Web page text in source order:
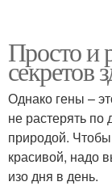
Просто и
секретов
Однако гены –
не растерять по
природой.
красивой, надо
изо дня в день.